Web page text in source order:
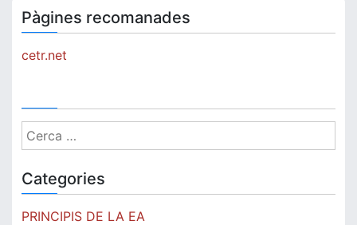
Pàgines recomanades
cetr.net
Cerca:
Categories
PRINCIPIS DE LA EA